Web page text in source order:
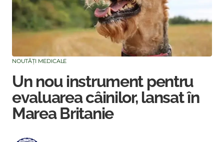
NOUTĂȚI MEDICALE
Un nou instrument pentru
evaluarea câinilor, lansat în
Marea Britanie